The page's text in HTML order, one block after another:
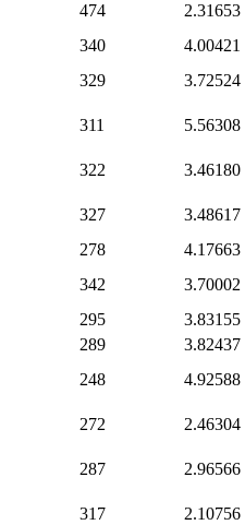
474
2.31653
340
4.00421
329 3.72524
311 5.56308
322 3.46180
327
3.48617
278
4.17663
342
3.70002
295
3.83155
289
3.82437
248 4.92588
272 2.46304
287 2.96566
317 2.10756